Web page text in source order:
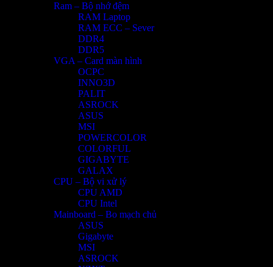
Ram – Bộ nhớ đệm
RAM Laptop
RAM ECC – Sever
DDR4
DDR5
VGA – Card màn hình
OCPC
INNO3D
PALIT
ASROCK
ASUS
MSI
POWERCOLOR
COLORFUL
GIGABYTE
GALAX
CPU – Bộ vi xử lý
CPU AMD
CPU Intel
Mainboard – Bo mạch chủ
ASUS
Gigabyte
MSI
ASROCK